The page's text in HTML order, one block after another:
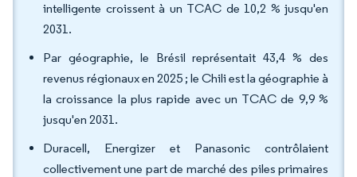
intelligente croissent à un TCAC de 10,2 % jusqu'en
2031.
Par géographie, le Brésil représentait 43,4 % des
revenus régionaux en 2025 ; le Chili est la géographie à
la croissance la plus rapide avec un TCAC de 9,9 %
jusqu'en 2031.
Duracell, Energizer et Panasonic contrôlaient
collectivement une part de marché des piles primaires